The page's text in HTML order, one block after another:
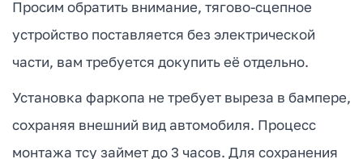
Просим обратить внимание, тягово-сцепное
устройство поставляется без электрической
части, вам требуется докупить её отдельно.
Установка фаркопа не требует выреза в бампере,
сохраняя внешний вид автомобиля. Процесс
монтажа тсу займет до 3 часов. Для сохранения